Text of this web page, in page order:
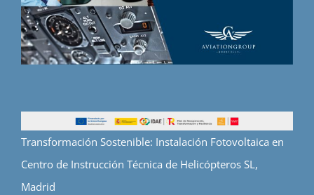
Transformación Sostenible: Instalación Fotovoltaica en
Centro de Instrucción Técnica de Helicópteros SL,
Madrid